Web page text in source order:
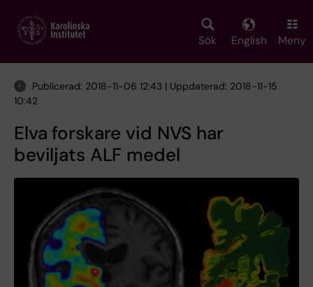
main
Sök English Meny
Publicerad: 2018-11-06 12:43 | Uppdaterad: 2018-11-15
10:42
Elva forskare vid NVS har
beviljats ALF medel